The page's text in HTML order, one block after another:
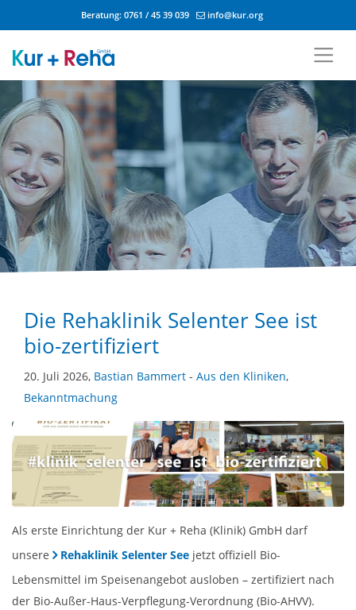
Beratung: 0761 / 45 39 039 info@kur.org
Die Rehaklinik Selenter See ist
bio-zertifiziert
20. Juli 2026, Bastian Bammert - Aus den Kliniken,
Bekanntmachung
Als erste Einrichtung der Kur + Reha (Klinik) GmbH darf
unsere
Rehaklinik Selenter See jetzt offiziell Bio-
Lebensmittel im Speisenangebot ausloben – zertifiziert nach
der Bio-Außer-Haus-Verpflegung-Verordnung (Bio-AHVV).